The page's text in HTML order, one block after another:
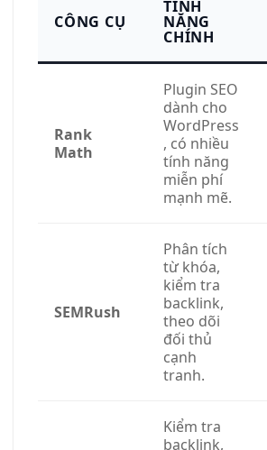
CÔNG CỤ
TÍNH
NĂNG
CHÍNH
Rank
Math
Plugin SEO
dành cho
WordPress
, có nhiều
tính năng
miễn phí
mạnh mẽ.
SEMRush
Phân tích
từ khóa,
kiểm tra
backlink,
theo dõi
đối thủ
cạnh
tranh.
Kiểm tra
backlink,